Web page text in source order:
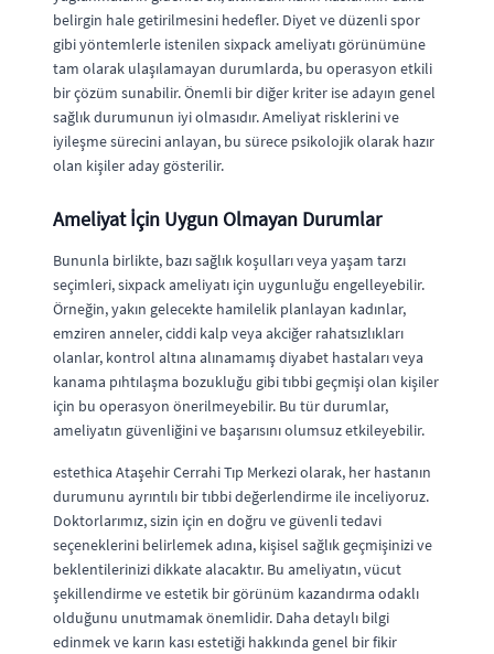
belirgin hale getirilmesini hedefler. Diyet ve düzenli spor
gibi yöntemlerle istenilen sixpack ameliyatı görünümüne
tam olarak ulaşılamayan durumlarda, bu operasyon etkili
bir çözüm sunabilir. Önemli bir diğer kriter ise adayın genel
sağlık durumunun iyi olmasıdır. Ameliyat risklerini ve
iyileşme sürecini anlayan, bu sürece psikolojik olarak hazır
olan kişiler aday gösterilir.
Ameliyat İçin Uygun Olmayan Durumlar
Bununla birlikte, bazı sağlık koşulları veya yaşam tarzı
seçimleri, sixpack ameliyatı için uygunluğu engelleyebilir.
Örneğin, yakın gelecekte hamilelik planlayan kadınlar,
emziren anneler, ciddi kalp veya akciğer rahatsızlıkları
olanlar, kontrol altına alınamamış diyabet hastaları veya
kanama pıhtılaşma bozukluğu gibi tıbbi geçmişi olan kişiler
için bu operasyon önerilmeyebilir. Bu tür durumlar,
ameliyatın güvenliğini ve başarısını olumsuz etkileyebilir.
estethica Ataşehir Cerrahi Tıp Merkezi olarak, her hastanın
durumunu ayrıntılı bir tıbbi değerlendirme ile inceliyoruz.
Doktorlarımız, sizin için en doğru ve güvenli tedavi
seçeneklerini belirlemek adına, kişisel sağlık geçmişinizi ve
beklentilerinizi dikkate alacaktır. Bu ameliyatın, vücut
şekillendirme ve estetik bir görünüm kazandırma odaklı
olduğunu unutmamak önemlidir. Daha detaylı bilgi
edinmek ve karın kası estetiği hakkında genel bir fikir